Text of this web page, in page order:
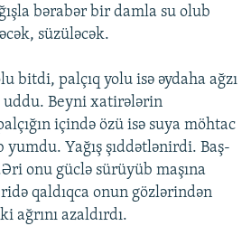
bərabər bir damla su olub
süzüləcək.
bitdi, palçıq yolu isə əydaha ağzı
uddu. Beyni xatirələrin
içində özü isə suya möhtac
yumdu. Yağış şıddətlənirdi. Baş-
onu güclə sürüyüb maşına
qaldıqca onun gözlərindən
ağrını azaldırdı.